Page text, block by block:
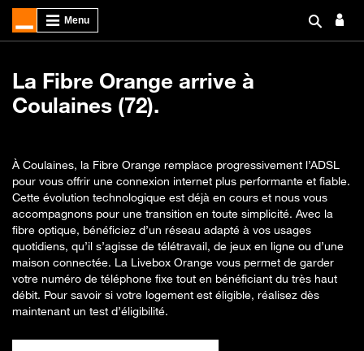
La Fibre Orange arrive à
Coulaines (72).
À Coulaines, la Fibre Orange remplace progressivement l’ADSL
pour vous offrir une connexion internet plus performante et fiable.
Cette évolution technologique est déjà en cours et nous vous
accompagnons pour une transition en toute simplicité. Avec la
fibre optique, bénéficiez d’un réseau adapté à vos usages
quotidiens, qu’il s’agisse de télétravail, de jeux en ligne ou d’une
maison connectée. La Livebox Orange vous permet de garder
votre numéro de téléphone fixe tout en bénéficiant du très haut
débit. Pour savoir si votre logement est éligible, réalisez dès
maintenant un test d’éligibilité.